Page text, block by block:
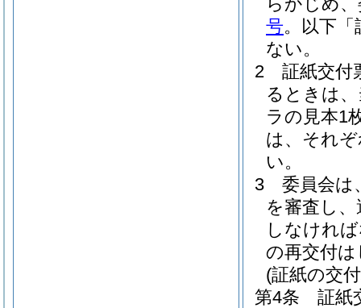
号。以下
ない。
2
証紙交付
るときは
ラの見本1
は、それ
い。
3
委員会は
を審査し
しなけれ
の再交付
(証紙の交
第4条
証紙